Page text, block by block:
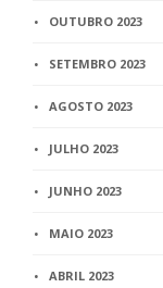
OUTUBRO 2023
SETEMBRO 2023
AGOSTO 2023
JULHO 2023
JUNHO 2023
MAIO 2023
ABRIL 2023